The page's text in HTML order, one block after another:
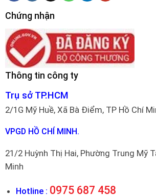
Chứng nhận
Thông tin công ty
Trụ sở TP.HCM
2/1G Mỹ Huề, Xã Bà Điểm, TP Hồ Chí
VPGD HỒ CHÍ MINH.
21/2 Huỳnh Thị Hai, Phường Trung Mỹ
Minh
Hotline : 0975 687 458